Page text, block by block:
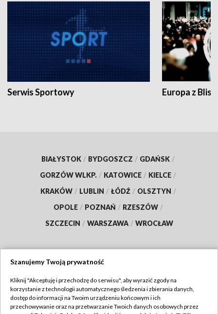
Serwis Sportowy Europa z
BIAŁYSTOK / BYDGOSZCZ / GDAŃSK /
GORZÓW WLKP. / KATOWICE / KIELCE /
KRAKÓW / LUBLIN / ŁÓDŹ / OLSZTYN /
OPOLE / POZNAŃ / RZESZÓW /
SZCZECIN / WARSZAWA / WROCŁAW
TVP
Abonament TVP
Regulamin TVP
Szanujemy Twoją prywatność
Kliknij "Akceptuję i przechodzę do serwisu", aby wyrazić zgody na
korzystanie z technologii automatycznego śledzenia i zbierania danych,
dostęp do informacji na Twoim urządzeniu końcowym i ich
przechowywanie oraz na przetwarzanie Twoich danych osobowych przez